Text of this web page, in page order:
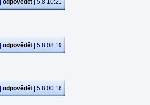
odpovědět | 5.8 10:21
odpovědět | 5.8 08:19
odpovědět | 5.8 00:16